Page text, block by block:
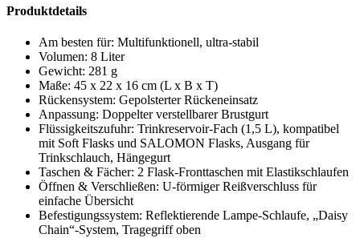
Produktdetails
Am besten für: Multifunktionell, ultra-stabil
Volumen: 8 Liter
Gewicht: 281 g
Maße: 45 x 22 x 16 cm (L x B x T)
Rückensystem: Gepolsterter Rückeneinsatz
Anpassung: Doppelter verstellbarer Brustgurt
Flüssigkeitszufuhr: Trinkreservoir-Fach (1,5 L), kompatibel
mit Soft Flasks und SALOMON Flasks, Ausgang für
Trinkschlauch, Hängegurt
Taschen & Fächer: 2 Flask-Fronttaschen mit Elastikschlaufen
Öffnen & Verschließen: U-förmiger Reißverschluss für
einfache Übersicht
Befestigungssystem: Reflektierende Lampe-Schlaufe, „Daisy
Chain“-System, Tragegriff oben